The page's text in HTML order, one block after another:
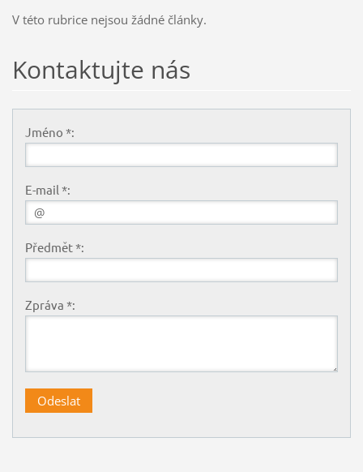
V této rubrice nejsou žádné články.
Kontaktujte nás
Jméno *:
E-mail *:
Předmět *:
Zpráva *: